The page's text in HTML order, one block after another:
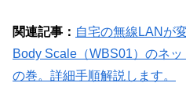
関連記事： 自宅の無線LANが
Body Scale（WBS01）のネ
の巻。詳細手順解説します。